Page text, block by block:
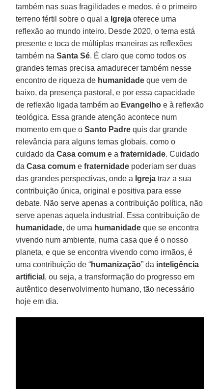
também nas suas fragilidades e medos, é o primeiro
terreno fértil sobre o qual a Igreja oferece uma
reflexão ao mundo inteiro. Desde 2020, o tema está
presente e toca de múltiplas maneiras as reflexões
também naSanta Sé. É claro que como todos os
grandes temas precisa amadurecer também nesse
encontro de riqueza de humanidade que vem de
baixo, da presença pastoral, e por essa capacidade
de reflexão ligada também ao Evangelho e à reflexão
teológica. Essa grande atenção acontece num
momento em que oSanto Padre quis dar grande
relevância para alguns temas globais, como o
cuidado daCasa comum e afraternidade. Cuidado
daCasa comum efraternidade poderiam ser duas
das grandes perspectivas, onde a Igreja traz a sua
contribuição única, original e positiva para esse
debate. Não serve apenas a contribuição política, não
serve apenas aquela industrial. Essa contribuição de
humanidade, de uma humanidade que se encontra
vivendo num ambiente, numa casa que é o nosso
planeta, e que se encontra vivendo como irmãos, é
uma contribuição de “humanização” da inteligência
artificial , ou seja, a transformação do progresso em
autêntico desenvolvimento humano, tão necessário
hoje em dia.